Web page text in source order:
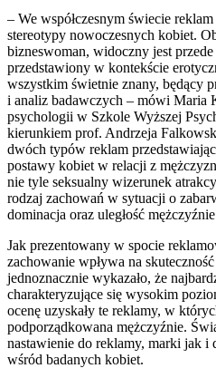
– We współczesnym świecie
stereotypy nowoczesnych kobiet.
bizneswoman, widoczny jest
przedstawiony w kontekście
wszystkim świetnie znany, będący
i analiz badawczych – mówi Maria
psychologii w Szkole Wyższej
kierunkiem prof. Andrzeja
dwóch typów reklam
postawy kobiet w relacji z
nie tyle seksualny wizerunek
rodzaj zachowań w sytuacji o
dominacja oraz uległość
Jak prezentowany w spocie
zachowanie wpływa na
jednoznacznie wykazało, że
charakteryzujące się wysokim
ocenę uzyskały te reklamy, w
podporządkowana mężczyźnie.
nastawienie do reklamy, marki jak i
wśród badanych kobiet.